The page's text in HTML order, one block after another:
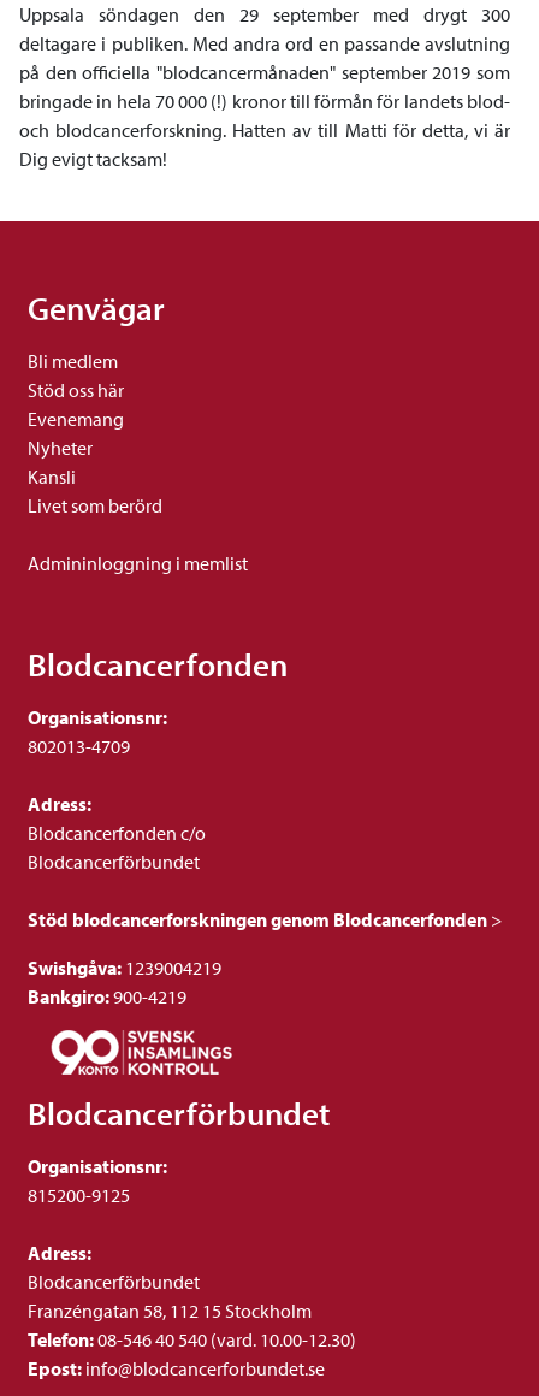
Uppsala söndagen den 29 september med drygt 300
deltagare i publiken. Med andra ord en passande avslutning
på den officiella "blodcancermånaden" september 2019 som
bringade in hela 70 000 (!) kronor till förmån för landets blod-
och blodcancerforskning. Hatten av till Matti för detta, vi är
Dig evigt tacksam!
Genvägar
Bli medlem
Stöd oss här
Evenemang
Nyheter
Kansli
Livet som berörd
Admininloggning i memlist
Blodcancerfonden
Organisationsnr:
802013-4709
Adress:
Blodcancerfonden c/o
Blodcancerförbundet
Stöd blodcancerforskningen genom Blodcancerfonden >
Swishgåva: 1239004219
Bankgiro:900-4219
Blodcancerförbundet
Organisationsnr:
815200-9125
Adress:
Blodcancerförbundet
Franzéngatan 58, 112 15 Stockholm
Telefon:08-546 40 540 (vard. 10.00-12.30)
Epost: info@blodcancerforbundet.se